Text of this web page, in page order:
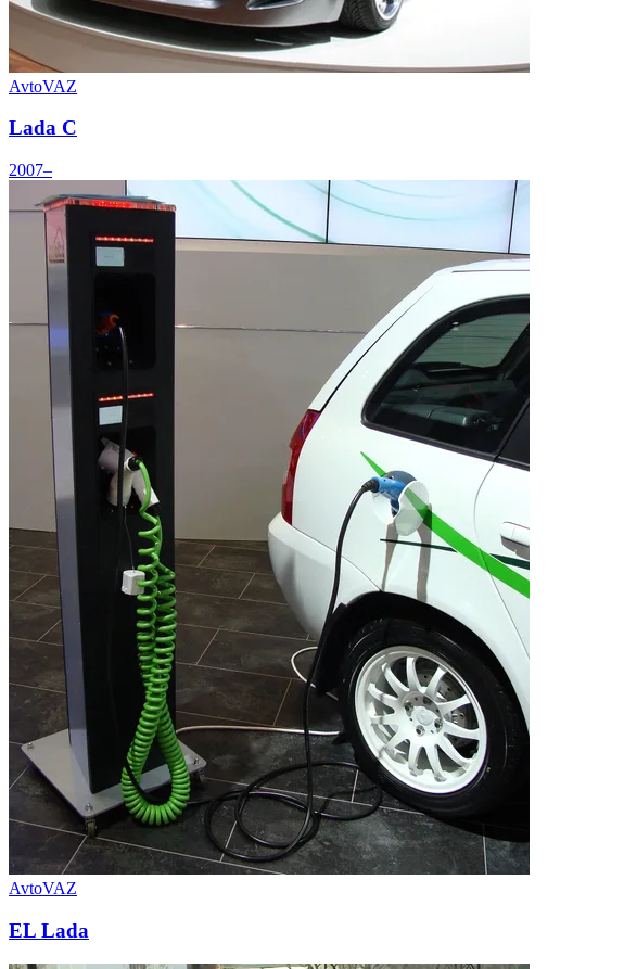
AvtoVAZ
Lada C
2007–
AvtoVAZ
EL Lada